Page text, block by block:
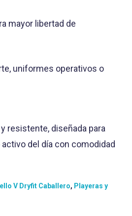
mayor libertad de
uniformes operativos o
resistente, diseñada para
del día con comodidad
V Dryfit Caballero, Playeras y